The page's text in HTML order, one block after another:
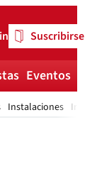
Suscribirse
Instalaciones
Eventos